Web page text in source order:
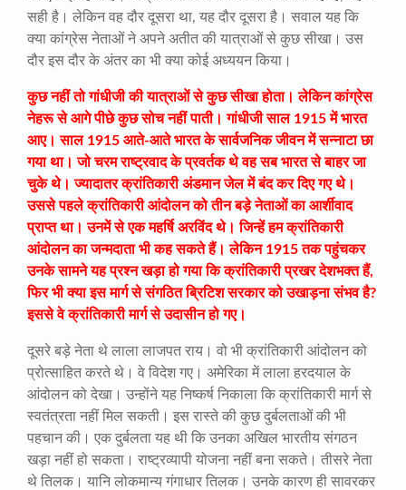
सही है। लेकिन वह दौर दूसरा था, यह दौर दूसरा है। सवाल यह कि
क्या कांग्रेस नेताओं ने अपने अतीत की यात्राओं से कुछ सीखा। उस
दौर इस दौर के अंतर का भी क्या कोई अध्ययन किया।
कुछ नहीं तो गांधीजी की यात्राओं से कुछ सीखा होता। लेकिन कांग्रेस
नेहरू से आगे पीछे कुछ सोच नहीं पाती। गांधीजी साल 1915 में भारत
आए। साल 1915 आते-आते भारत के सार्वजनिक जीवन में सन्नाटा छा
गया था। जो चरम राष्ट्रवाद के प्रवर्तक थे वह सब भारत से बाहर जा
चुके थे। ज्यादातर क्रांतिकारी अंडमान जेल में बंद कर दिए गए थे।
उससे पहले क्रांतिकारी आंदोलन को तीन बड़े नेताओं का आर्शीवाद
प्राप्त था। उनमें से एक महर्षि अरविंद थे। जिन्हें हम क्रांतिकारी
आंदोलन का जन्मदाता भी कह सकते हैं। लेकिन 1915 तक पहुंचकर
उनके सामने यह प्रश्न खड़ा हो गया कि क्रांतिकारी प्रखर देशभक्त हैं,
फिर भी क्या इस मार्ग से संगठित ब्रिटिश सरकार को उखाड़ना संभव है?
इससे वे क्रांतिकारी मार्ग से उदासीन हो गए।
दूसरे बड़े नेता थे लाला लाजपत राय। वो भी क्रांतिकारी आंदोलन को
प्रोत्साहित करते थे। वे विदेश गए। अमेरिका में लाला हरदयाल के
आंदोलन को देखा। उन्होंने यह निष्कर्ष निकाला कि क्रांतिकारी मार्ग से
स्वतंत्रता नहीं मिल सकती। इस रास्ते की कुछ दुर्बलताओं की भी
पहचान की। एक दुर्बलता यह थी कि उनका अखिल भारतीय संगठन
खड़ा नहीं हो सकता। राष्ट्रव्यापी योजना नहीं बना सकते। तीसरे नेता
थे तिलक। यानि लोकमान्य गंगाधार तिलक। उनके कारण ही सावरकर